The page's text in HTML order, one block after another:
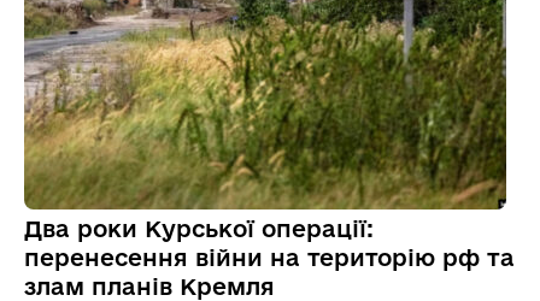
Два роки Курської операції:
перенесення війни на територію рф та
злам планів Кремля